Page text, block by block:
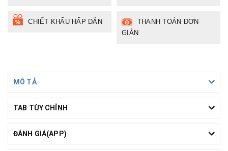
CHIẾT KHẤU HẤP DẪN
THANH TOÁN ĐƠN
GIẢN
MÔ TẢ
TAB TÙY CHỈNH
ĐÁNH GIÁ(APP)